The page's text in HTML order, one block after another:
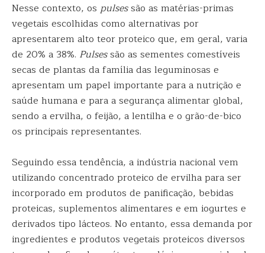
Nesse contexto, os pulsessão as matérias-primas
vegetais escolhidas como alternativas por
apresentarem alto teor proteico que, em geral, varia
de 20% a 38%. Pulsessão as sementes comestíveis
secas de plantas da família das leguminosas e
apresentam um papel importante para a nutrição e
saúde humana e para a segurança alimentar global,
sendo a ervilha, o feijão, a lentilha e o grão-de-bico
os principais representantes.
Seguindo essa tendência, a indústria nacional vem
utilizando concentrado proteico de ervilha para ser
incorporado em produtos de panificação, bebidas
proteicas, suplementos alimentares e em iogurtes e
derivados tipo lácteos. No entanto, essa demanda por
ingredientes e produtos vegetais proteicos diversos